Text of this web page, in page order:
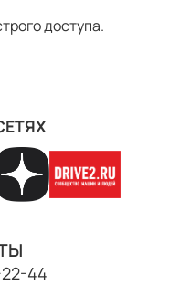
доступа.
44